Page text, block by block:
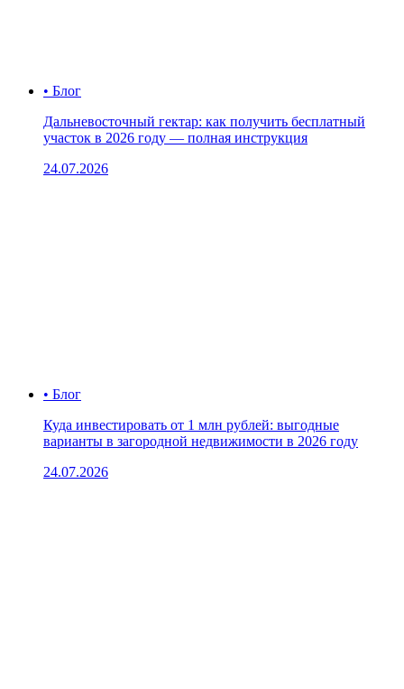
• Блог
Дальневосточный гектар: как получить бесплатный
участок в 2026 году — полная инструкция
24.07.2026
• Блог
Куда инвестировать от 1 млн рублей: выгодные
варианты в загородной недвижимости в 2026 году
24.07.2026